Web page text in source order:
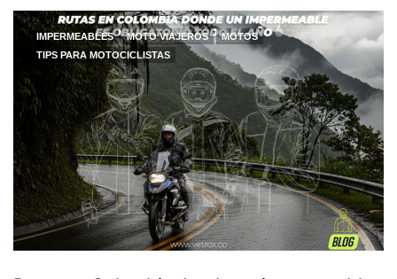
IMPERMEABLES MOTO VIAJEROS
MOTOS
TIPS PARA MOTOCICLISTAS